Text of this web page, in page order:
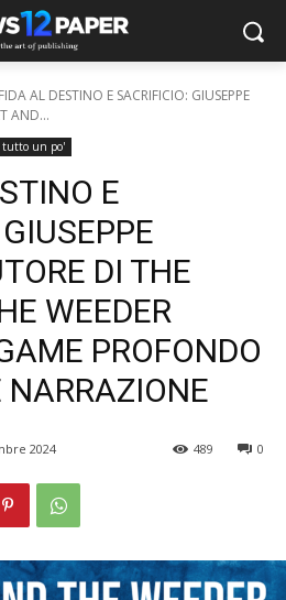
AL DESTINO E SACRIFICIO: GIUSEPPE
AND...
tutto un po'
E
DI THE
WEEDER
PROFONDO
2024 0
489